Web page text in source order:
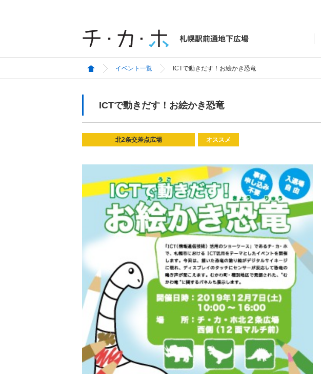
イベント一覧 ICTで動きだす！お絵かき恐竜
ICTで動きだす！お絵かき恐竜
北2条交差点広場 オススメ